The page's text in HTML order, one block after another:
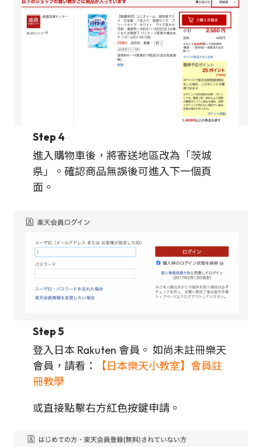
Step 4
進入購物車後，將寄送地區改為「茨城
県」。確認商品無誤後可進入下一個頁
面。
Step 5
登入日本 Rakuten 會員。 如尚未註冊樂天
會員，請看：
【日本樂天小教室】會員註
冊教學
或直接點擊右方紅色按鍵申請。